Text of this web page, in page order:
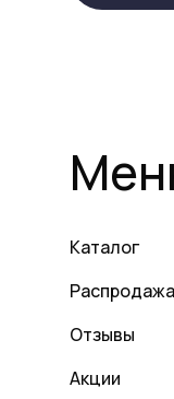
Каталог
Распродажа
Отзывы
Акции